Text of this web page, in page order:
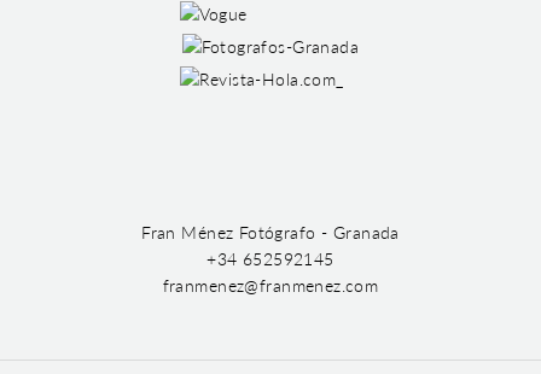
Fran Ménez Fotógrafo - Granada
+34 652592145
franmenez@franmenez.com